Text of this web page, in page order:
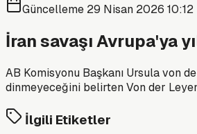
Güncelleme 29 Nisan 2026 10:12
İran savaşı Avrupa'ya
AB Komisyonu Başkanı Ursula von
dinmeyeceğini belirten Von der
İlgili Etiketler